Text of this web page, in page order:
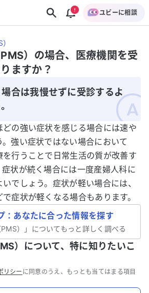
ユビーに相談
）の場合、医療機関を受
ますか？
合は我慢せずに受診するよ
の強い症状を感じる場合には速や
強い症状ではない場合において
行うことで日常生活の質が改善す
状が続く場合には一度産婦人科に
でしょう。症状が軽い場合には、
症状が軽くなる場合もあります。
：あなたに合った情報を探す
） 」についてもっと詳しく調べる
）について、特に知りたいこ
リシー に同意のうえ、もっとも当てはまる項目